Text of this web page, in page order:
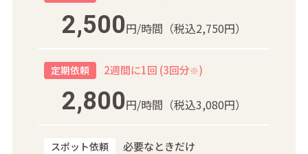
2,500円/時間 （税込2,750円）
定期依頼 2週間に1回 (3回分※)
2,800円/時間 （税込3,080円）
スポット依頼 必要なときだけ